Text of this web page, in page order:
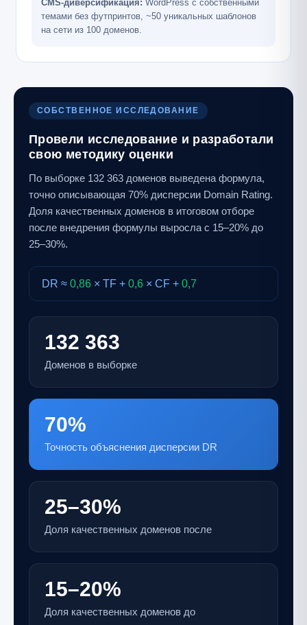
CMS-диверсификация: WordPress с собственными
темами без футпринтов, ~50 уникальных шаблонов
на сети из 100 доменов.
СОБСТВЕННОЕ ИССЛЕДОВАНИЕ
Провели исследование и разработали
свою методику оценки
По выборке 132 363 доменов выведена формула,
точно описывающая 70% дисперсии Domain Rating.
Доля качественных доменов в итоговом отборе
после внедрения формулы выросла с 15–20% до
25–30%.
DR ≈ 0,86 × TF + 0,6 × CF + 0,7
132 363
Доменов в выборке
70%
Точность объяснения дисперсии DR
25–30%
Доля качественных доменов после
15–20%
Доля качественных доменов до